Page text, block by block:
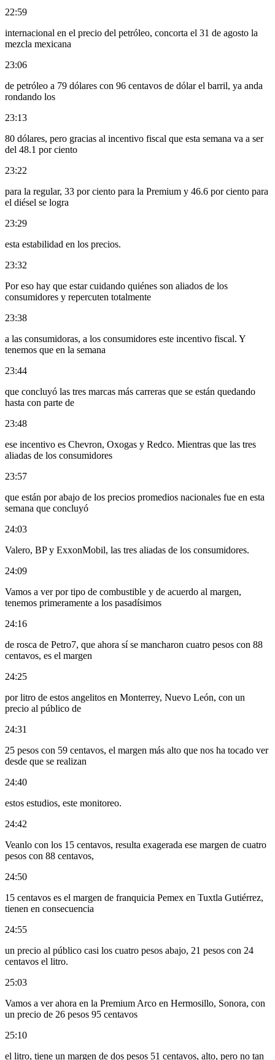
22:59
internacional en el precio del petróleo, concorta el 31 de agosto la
mezcla mexicana
23:06
de petróleo a 79 dólares con 96 centavos de dólar el barril, ya anda
rondando los
23:13
80 dólares, pero gracias al incentivo fiscal que esta semana va a ser
del 48.1 por ciento
23:22
para la regular, 33 por ciento para la Premium y 46.6 por ciento para
el diésel se logra
23:29
esta estabilidad en los precios.
23:32
Por eso hay que estar cuidando quiénes son aliados de los
consumidores y repercuten totalmente
23:38
a las consumidoras, a los consumidores este incentivo fiscal. Y
tenemos que en la semana
23:44
que concluyó las tres marcas más carreras que se están quedando
hasta con parte de
23:48
ese incentivo es Chevron, Oxogas y Redco. Mientras que las tres
aliadas de los consumidores
23:57
que están por abajo de los precios promedios nacionales fue en esta
semana que concluyó
24:03
Valero, BP y ExxonMobil, las tres aliadas de los consumidores.
24:09
Vamos a ver por tipo de combustible y de acuerdo al margen,
tenemos primeramente a los pasadísimos
24:16
de rosca de Petro7, que ahora sí se mancharon cuatro pesos con 88
centavos, es el margen
24:25
por litro de estos angelitos en Monterrey, Nuevo León, con un
precio al público de
24:31
25 pesos con 59 centavos, el margen más alto que nos ha tocado ver
desde que se realizan
24:40
estos estudios, este monitoreo.
24:42
Veanlo con los 15 centavos, resulta exagerada ese margen de cuatro
pesos con 88 centavos,
24:50
15 centavos es el margen de franquicia Pemex en Tuxtla Gutiérrez,
tienen en consecuencia
24:55
un precio al público casi los cuatro pesos abajo, 21 pesos con 24
centavos el litro.
25:03
Vamos a ver ahora en la Premium Arco en Hermosillo, Sonora, con
un precio de 26 pesos 95 centavos
25:10
el litro, tiene un margen de dos pesos 51 centavos, alto, pero no tan